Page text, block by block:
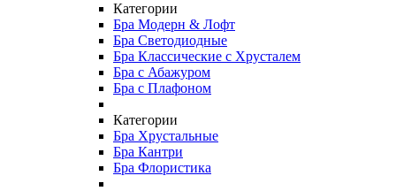
Категории
Бра Модерн & Лофт
Бра Светодиодные
Бра Классические с Хрусталем
Бра с Абажуром
Бра с Плафоном
Категории
Бра Хрустальные
Бра Кантри
Бра Флористика